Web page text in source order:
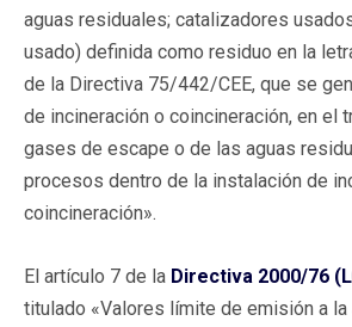
aguas residuales; catalizadores
usado) definida como residuo en la
de la Directiva 75/442/CEE, que se
de incineración o coincineración, en el
gases de escape o de las aguas
procesos dentro de la instalación de
coincineración».
El artículo 7 de la Directiva 2000/76
titulado «Valores límite de emisión a